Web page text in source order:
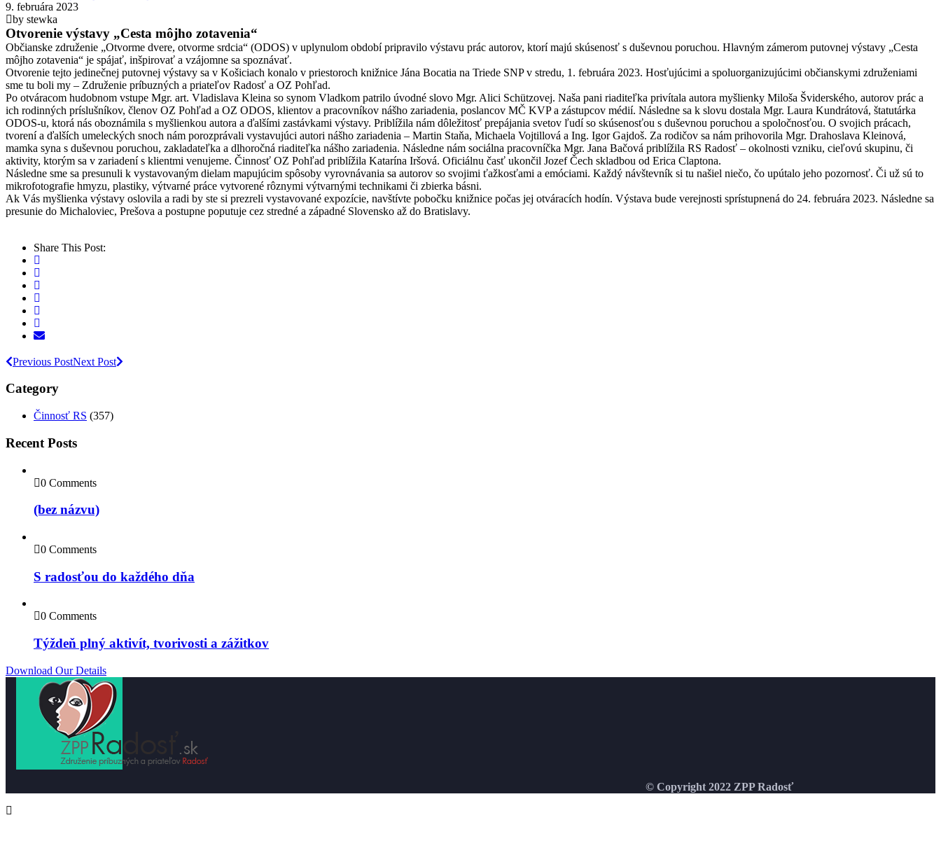
9. februára 2023
by stewka
Otvorenie výstavy „Cesta môjho zotavenia“
Občianske združenie „Otvorme dvere, otvorme srdcia“ (ODOS) v uplynulom období pripravilo výstavu prác autorov, ktorí majú skúsenosť s duševnou poruchou. Hlavným zámerom putovnej výstavy „Cesta
môjho zotavenia“ je spájať, inšpirovať a vzájomne sa spoznávať.
Otvorenie tejto jedinečnej putovnej výstavy sa v Košiciach konalo v priestoroch knižnice Jána Bocatia na Triede SNP v stredu, 1. februára 2023. Hosťujúcimi a spoluorganizujúcimi občianskymi združeniami
sme tu boli my – Združenie príbuzných a priateľov Radosť a OZ Pohľad.
Po otváracom hudobnom vstupe Mgr. art. Vladislava Kleina so synom Vladkom patrilo úvodné slovo Mgr. Alici Schützovej. Naša pani riaditeľka privítala autora myšlienky Miloša Šviderského, autorov prác a
ich rodinných príslušníkov, členov OZ Pohľad a OZ ODOS, klientov a pracovníkov nášho zariadenia, poslancov MČ KVP a zástupcov médií. Následne sa k slovu dostala Mgr. Laura Kundrátová, štatutárka
ODOS-u, ktorá nás oboznámila s myšlienkou autora a ďalšími zastávkami výstavy. Priblížila nám dôležitosť prepájania svetov ľudí so skúsenosťou s duševnou poruchou a spoločnosťou. O svojich prácach,
tvorení a ďalších umeleckých snoch nám porozprávali vystavujúci autori nášho zariadenia – Martin Staňa, Michaela Vojtillová a Ing. Igor Gajdoš. Za rodičov sa nám prihovorila Mgr. Drahoslava Kleinová,
mamka syna s duševnou poruchou, zakladateľka a dlhoročná riaditeľka nášho zariadenia. Následne nám sociálna pracovníčka Mgr. Jana Bačová priblížila RS Radosť – okolnosti vzniku, cieľovú skupinu, či
aktivity, ktorým sa v zariadení s klientmi venujeme. Činnosť OZ Pohľad priblížila Katarína Iršová. Oficiálnu časť ukončil Jozef Čech skladbou od Erica Claptona.
Následne sme sa presunuli k vystavovaným dielam mapujúcim spôsoby vyrovnávania sa autorov so svojimi ťažkosťami a emóciami. Každý návštevník si tu našiel niečo, čo upútalo jeho pozornosť. Či už sú to
mikrofotografie hmyzu, plastiky, výtvarné práce vytvorené rôznymi výtvarnými technikami či zbierka básni.
Ak Vás myšlienka výstavy oslovila a radi by ste si prezreli vystavované expozície, navštívte pobočku knižnice počas jej otváracích hodín. Výstava bude verejnosti sprístupnená do 24. februára 2023. Následne sa
presunie do Michaloviec, Prešova a postupne poputuje cez stredné a západné Slovensko až do Bratislavy.
Share This Post:
Previous PostNext Post
Category
Činnosť RS (357)
Recent Posts
0 Comments
(bez názvu)
0 Comments
S radosťou do každého dňa
0 Comments
Týždeň plný aktivít, tvorivosti a zážitkov
Download Our Details
© Copyright 2022 ZPP Radosť